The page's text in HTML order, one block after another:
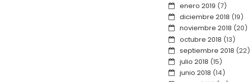
enero 2019 (7)
diciembre 2018 (19)
noviembre 2018 (20)
octubre 2018 (13)
septiembre 2018 (22)
julio 2018 (15)
junio 2018 (14)